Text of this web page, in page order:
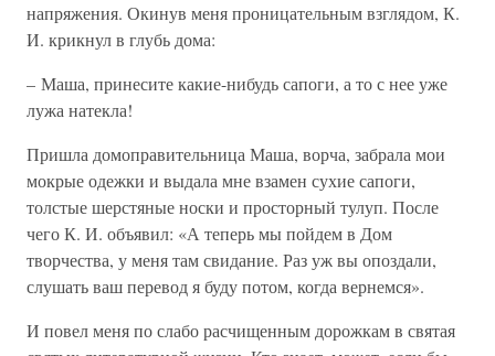
напряжения. Окинув меня проницательным взглядом, К.
И. крикнул в глубь дома:
– Маша, принесите какие-нибудь сапоги, а то с нее уже
лужа натекла!
Пришла домоправительница Маша, ворча, забрала мои
мокрые одежки и выдала мне взамен сухие сапоги,
толстые шерстяные носки и просторный тулуп. После
чего К. И. объявил: «А теперь мы пойдем в Дом
творчества, у меня там свидание. Раз уж вы опоздали,
слушать ваш перевод я буду потом, когда вернемся».
И повел меня по слабо расчищенным дорожкам в святая